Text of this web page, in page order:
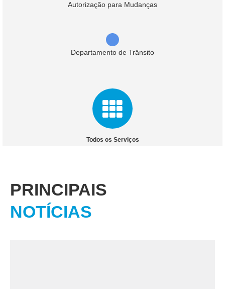
Autorização para Mudanças
Departamento de Trânsito
Todos os Serviços
PRINCIPAIS
NOTÍCIAS